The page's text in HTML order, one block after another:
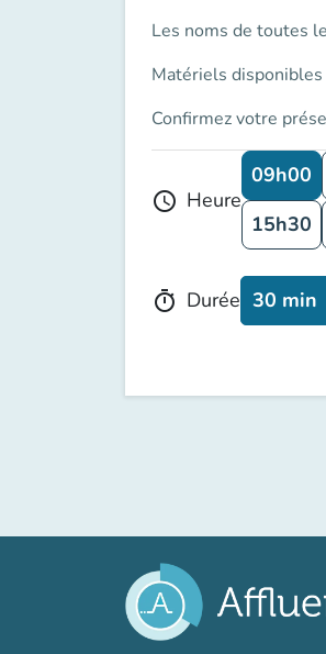
Les noms de toutes
Matériels
Confirmez votre
schedule Heure
09h00
15h30
timer Durée 30 min